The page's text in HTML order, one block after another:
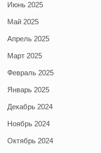
Июнь 2025
Май 2025
Апрель 2025
Март 2025
Февраль 2025
Январь 2025
Декабрь 2024
Ноябрь 2024
Октябрь 2024